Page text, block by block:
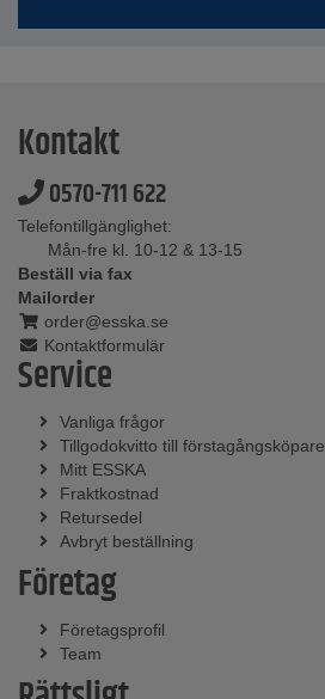
Kontakt
0570-711 622
Telefontillgänglighet:
Mån-fre kl. 10-12 & 13-15
Beställ via fax
Mailorder
order@esska.se
Kontaktformulär
Service
Vanliga frågor
Tillgodokvitto till förstagångsköpare
Mitt ESSKA
Fraktkostnad
Retursedel
Avbryt beställning
Företag
Företagsprofil
Team